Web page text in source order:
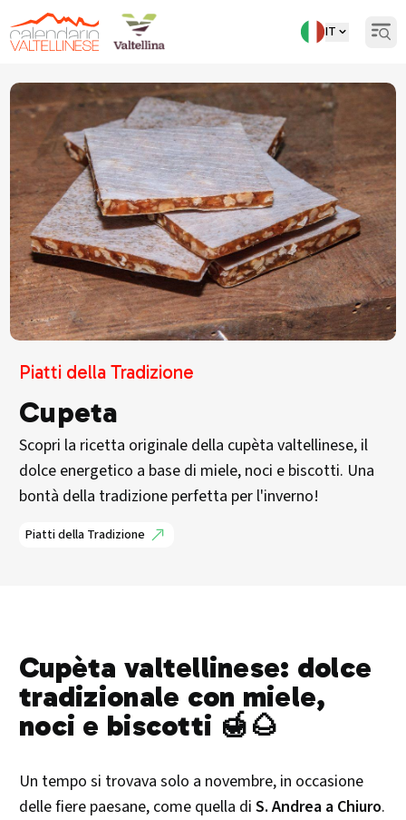
IT
Torna indietro
Piatti della Tradizione
Cupeta
Scopri la ricetta originale della cupèta valtellinese, il
dolce energetico a base di miele, noci e biscotti. Una
bontà della tradizione perfetta per l'inverno!
Piatti della Tradizione
Cupèta valtellinese: dolce
tradizionale con miele,
noci e biscotti 🍯🌰
Un tempo si trovava solo a novembre, in occasione
delle fiere paesane, come quella di S. Andrea a Chiuro.